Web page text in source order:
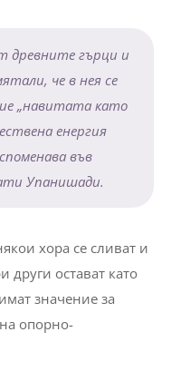
древните гърци и
че в нея се
„навитата като
енергия
във
Упанишади.
хора се сливат и
други остават като
значение за
опорно-